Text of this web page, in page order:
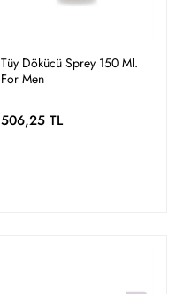
Tüy Dökücü Sprey 150 Ml.
For Men
506,25 TL